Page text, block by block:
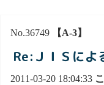
No.36749 【A-3】
Re:ＪＩＳによ
2011-03-20 18:04:33